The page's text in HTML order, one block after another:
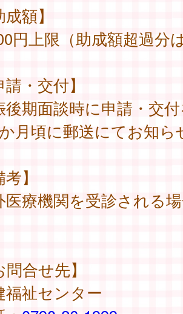
成額】
円上限（助成額超過分
請・交付】
後期面談時に申請・交
月頃に郵送にてお知ら
考】
医療機関を受診される
問合せ先】
福祉センター